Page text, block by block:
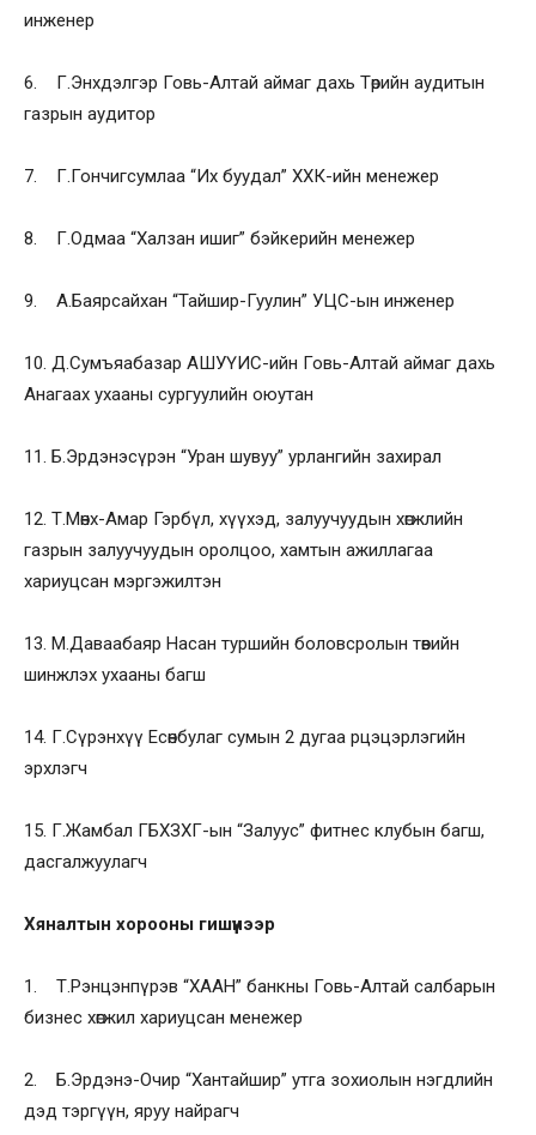
инженер
6. Г.Энхдэлгэр Говь-Алтай аймаг дахь Төрийн аудитын
газрын аудитор
7. Г.Гончигсумлаа “Их буудал” ХХК-ийн менежер
8. Г.Одмаа “Халзан ишиг” бэйкерийн менежер
9. А.Баярсайхан “Тайшир-Гуулин” УЦС-ын инженер
10. Д.Сумъяабазар АШУҮИС-ийн Говь-Алтай аймаг дахь
Анагаах ухааны сургуулийн оюутан
11. Б.Эрдэнэсүрэн “Уран шувуу” урлангийн захирал
12. Т.Мөнх-Амар Гэрбүл, хүүхэд, залуучуудын хөгжлийн
газрын залуучуудын оролцоо, хамтын ажиллагаа
хариуцсан мэргэжилтэн
13. М.Даваабаяр Насан туршийн боловсролын төвийн
шинжлэх ухааны багш
14. Г.Сүрэнхүү Есөнбулаг сумын 2 дугаа рцэцэрлэгийн
эрхлэгч
15. Г.Жамбал ГБХЗХГ-ын “Залуус” фитнес клубын багш,
дасгалжуулагч
Хяналтын хорооны гишүүнээр
1. Т.Рэнцэнпүрэв “ХААН” банкны Говь-Алтай салбарын
бизнес хөгжил хариуцсан менежер
2. Б.Эрдэнэ-Очир “Хантайшир” утга зохиолын нэгдлийн
дэд тэргүүн, яруу найрагч